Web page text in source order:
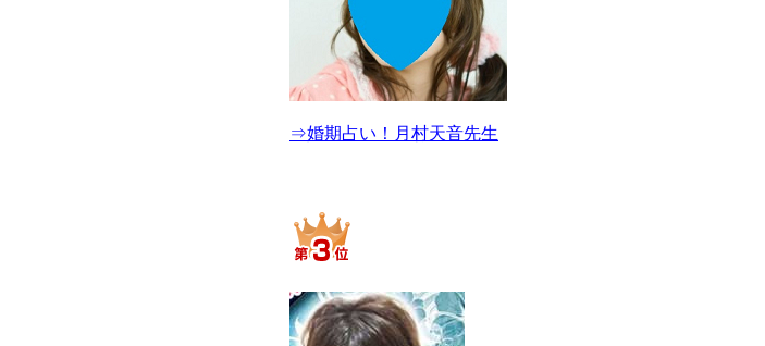
⇒婚期占い！月村天音先生